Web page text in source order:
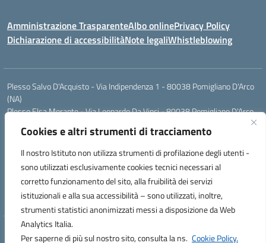
Cookies e altri strumenti di tracciamento
Il nostro Istituto non utilizza strumenti di profilazione degli utenti -
sono utilizzati esclusivamente cookies tecnici necessari al
corretto funzionamento del sito, alla fruibilità dei servizi
istituzionali e alla sua accessibilità – sono utilizzati, inoltre,
strumenti statistici anonimizzati messi a disposizione da Web
Analytics Italia.
Per saperne di più sul nostro sito, consulta la ns. Cookie Policy.
Amministrazione TrasparenteAlbo onlinePrivacy Policy
Dichiarazione di accessibilitàNote legaliWhistleblowing
Plesso Salvo D'Acquisto - Via Indipendenza 1 - 80038 Pomigliano D'Arco
(NA)
Plesso Elsa Morante - Via Leonardo Da Vinci - 80038 Pomigliano D'Arco
Plesso Leone - Via Pascoli - 80038 Pomigliano D'Arco (NA)
Tel.:0813177304 - Mail: naic8g1003@istruzione.it - Pec:
Codice Univoco ufficio: UIECQ7
codice Meccanografico: NAIC8G1003
Codice Fiscale: 93076670632
Hosting & Powered by 3D Solution S.r.l.